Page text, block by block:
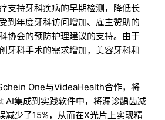
支持牙科疾病的早期检测，降低长
到年度牙科访问增加、雇主赞助的
协会的预防护理建议的支持。由于
牙科手术的需求增加，美容牙科和
One与VideaHealth合作，将
集成到实践软件中，将漏诊龋齿减
减少了15%，从而在X光片上实现精